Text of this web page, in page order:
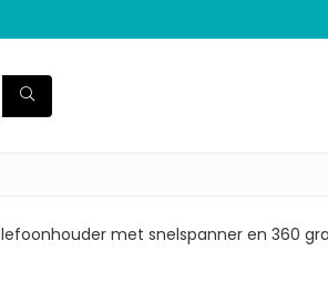
met snelspanner en 360